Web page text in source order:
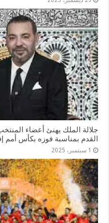
جلالة الملك يهنئ أعضاء
القدم بمناسبة فوزه بكأس أمم
1 سبتمبر، 2025